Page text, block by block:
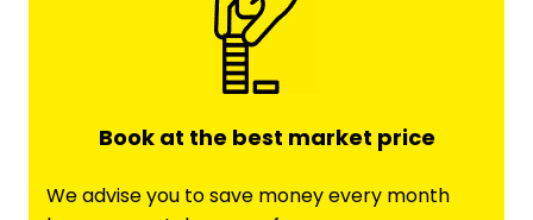
Book at the best market price
We advise you to save money every month